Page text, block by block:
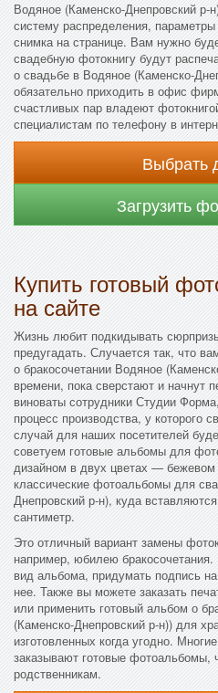
Водяное (Каменско-Днепровский р-
систему распределения,
снимка на странице. Вам нужно
свадебную фотокнигу будут
о свадьбе в Водяное (Каменско-
обязательно приходить в офис
счастливых пар владеют
специалистам по телефону в
Выбрать
Загрузить
Купить готовый
на сайте
Жизнь любит подкидывать
предугадать. Случается так, что
о бракосочетании Водяное
времени, пока сверстают и начнут
виноваты сотрудники Студии
процесс производства, у которого
случай для наших посетителей
советуем готовые альбомы для
дизайном в двух цветах —
классические фотоальбомы для
Днепровский р-н), куда
сантиметр.
Это отличный вариант замены
например, юбилею
вид альбома, придумать подпись
нее. Также вы можете заказать
или применить готовый альбом о
(Каменско-Днепровский р-н)) для
изготовленных когда угодно.
заказывают готовые фотоальбомы,
родственникам.